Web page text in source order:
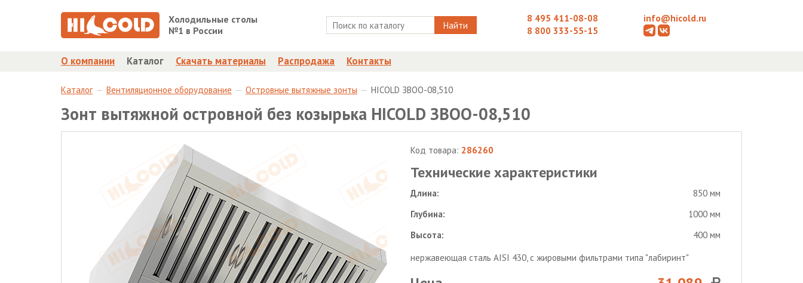
Холодильные столы
№1 в России
Найти
8 495 411-08-08
8 800 333-55-15
info@hicold.ru
О компании Каталог Скачать материалы Распродажа Контакты
Каталог Вентиляционное оборудование Островные вытяжные зонты HICOLD ЗВОО-08,510
Зонт вытяжной островной без козырька HICOLD ЗВОО-08,510
Код товара: 286260
Технические характеристики
Длина:
850 мм
Глубина:
1000 мм
Высота:
400 мм
нержавеющая сталь AISI 430, с жировыми фильтрами типа "лабиринт"